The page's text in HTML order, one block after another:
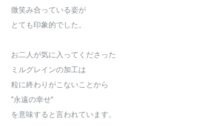
微笑み合っている姿が
とても印象的でした。
お二人が気に入ってくださった
ミルグレインの加工は
粒に終わりがこないことから
“永遠の幸せ”
を意味すると言われています。